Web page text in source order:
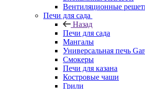
Вентиляционные
Печи для сада
Назад
Печи для сада
Мангалы
Универсальная печь
Смокеры
Печи для казана
Костровые чаши
Грили